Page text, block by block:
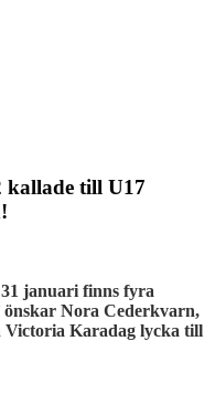
kallade till U17
januari finns fyra
önskar Nora Cederkvarn,
Victoria Karadag lycka till